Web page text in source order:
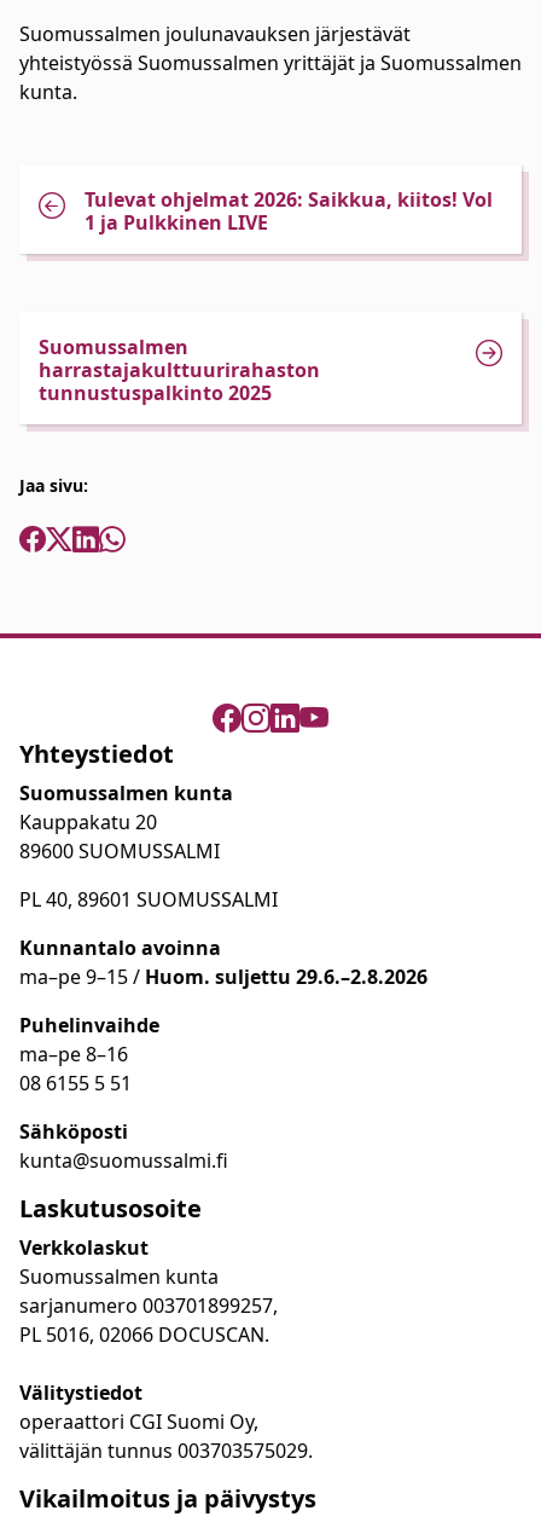
Suomussalmen joulunavauksen järjestävät
yhteistyössä Suomussalmen yrittäjät ja Suomussalmen
kunta.
Tulevat ohjelmat 2026: Saikkua, kiitos! Vol
1 ja Pulkkinen LIVE
Suomussalmen
harrastajakulttuurirahaston
tunnustuspalkinto 2025
Jaa sivu:
Yhteystiedot
Suomussalmen kunta
Kauppakatu 20
89600 SUOMUSSALMI
PL 40, 89601 SUOMUSSALMI
Kunnantalo avoinna
ma–pe 9–15 / Huom. suljettu 29.6.–2.8.2026
Puhelinvaihde
ma–pe 8–16
08 6155 5 51
Sähköposti
kunta@suomussalmi.fi
Laskutusosoite
Verkkolaskut
Suomussalmen kunta
sarjanumero 003701899257,
PL 5016, 02066 DOCUSCAN.
Välitystiedot
operaattori CGI Suomi Oy,
välittäjän tunnus 003703575029.
Vikailmoitus ja päivystys